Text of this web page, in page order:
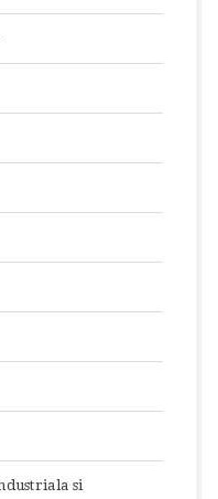
si